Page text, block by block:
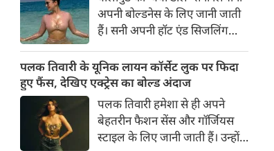
अपनी बोल्डनेस के लिए जानी जाती
हैं। सनी अपनी हॉट एंड सिजलिंग
रहती हैं। फैंस सनी लियोनी की तस्वीरों
का बेसब्री से इंतजार करते हैं। इस बार
सनी लियोनी ने मालदीव वेकेशन से
अपनी कुछ बोल्ड तस्वीरें शेयर की है।
पलक तिवारी के यूनिक लायन कॉर्सेट लुक पर फिदा
हुए फैंस, देखिए एक्ट्रेस का बोल्ड अंदाज
पलक तिवारी हमेशा से ही अपने
बेहतरीन फैशन सेंस और गॉर्जियस
स्टाइल के लिए जानी जाती हैं। उन्होंने